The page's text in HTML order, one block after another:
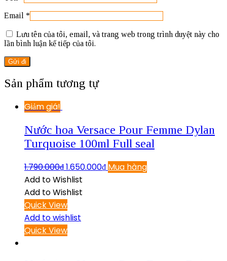
Email *
Lưu tên của tôi, email, và trang web trong trình duyệt này cho
lần bình luận kế tiếp của tôi.
Sản phẩm tương tự
Giảm giá!
Nước hoa Versace Pour Femme Dylan
Turquoise 100ml Full seal
1.790.000₫1.650.000₫ Mua hàng
Add to Wishlist
Add to Wishlist
Quick View
Add to wishlist
Quick View